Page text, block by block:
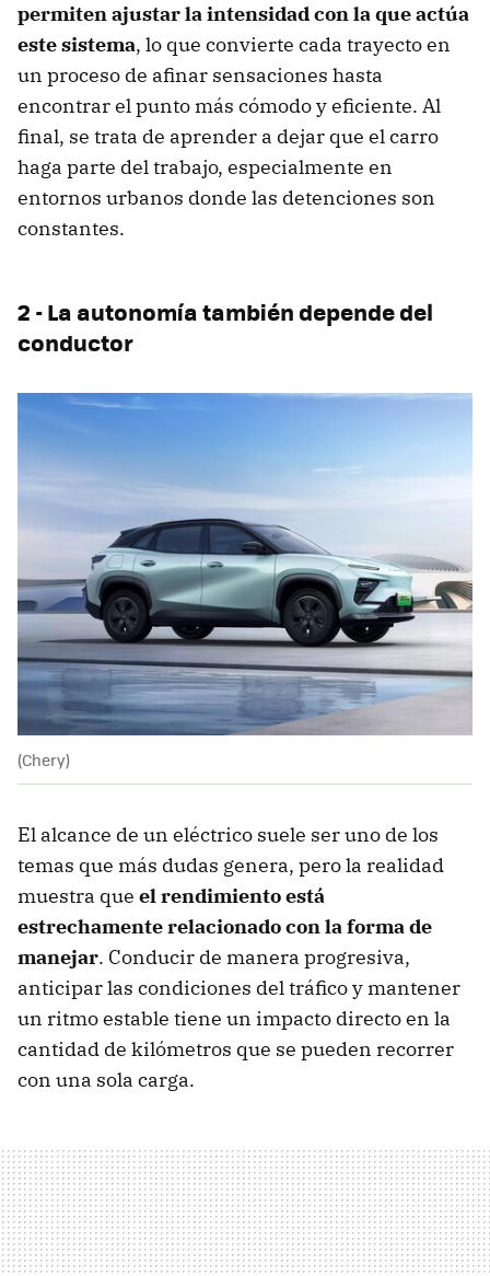
permiten ajustar la intensidad con la que actúa
este sistema, lo que convierte cada trayecto en
un proceso de afinar sensaciones hasta
encontrar el punto más cómodo y eficiente. Al
final, se trata de aprender a dejar que el carro
haga parte del trabajo, especialmente en
entornos urbanos donde las detenciones son
constantes.
2 - La autonomía también depende del
conductor
(Chery)
El alcance de un eléctrico suele ser uno de los
temas que más dudas genera, pero la realidad
muestra que el rendimiento está
estrechamente relacionado con la forma de
manejar. Conducir de manera progresiva,
anticipar las condiciones del tráfico y mantener
un ritmo estable tiene un impacto directo en la
cantidad de kilómetros que se pueden recorrer
con una sola carga.